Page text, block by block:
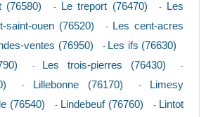
(76580) - Le treport (76470) -
Les
saint-ouen (76520)
- Les cent-acres
ventes (76950) - Les ifs (76630)
- Les trois-pierres (76430) -
- Lillebonne (76170) -
Limesy
(76540) - Lindebeuf (76760) - Lintot